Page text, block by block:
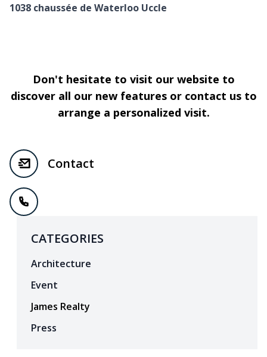
1038 chaussée de Waterloo Uccle
Don't hesitate to visit our website to
discover all our new features or contact us to
arrange a personalized visit.
Contact
CATEGORIES
Architecture
Event
James Realty
Press